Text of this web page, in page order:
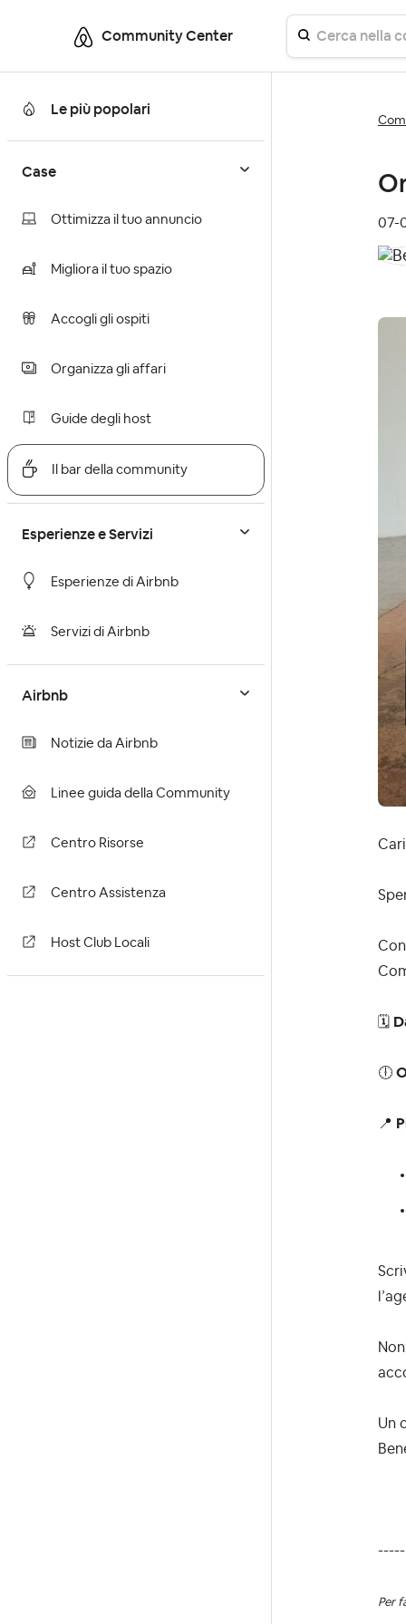
Community Center
Le più popolari
Case
Ottimizza il tuo annuncio
Migliora il tuo spazio
Accogli gli ospiti
Organizza gli affari
Guide degli host
Il bar della community
Esperienze e Servizi
Esperienze di Airbnb
Servizi di Airbnb
Airbnb
Notizie da Airbnb
Linee guida della Community
Centro Risorse
Centro Assistenza
Host Club Locali
‎07-
🗓
🕕
📍
Un
-----
Per